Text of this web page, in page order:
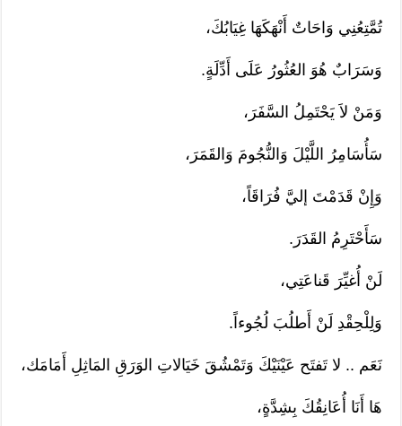
تُمَّتِعُنِي وَاحَاتٌ أَنْهَكَهَا غِيَابُكَ،
وَسَرَابٌ هُوَ العُثُورُ عَلَى أَدِّلَةٍ.
وَمَنْ لاَ يَحْتَمِلُ السَّفَرَ،
سَأُسَامِرُ اللَّيْلَ وَالنُّجُومَ وَالقَمَرَ،
وَإِنْ قَدَمْتَ إليَّ فُرَاقَاً،
سَأَحْتَرِمُ القَدَرَ.
لَنْ أُغيِّرَ قَناعَتِي،
وَلِلْحِقْدِ لَنْ أَطلُبَ لُجُوءاً.
نَعَم .. لا تَفتَح عَيْنَيْكَ وَتَمْشُقَ خَيَالاتِ الوَرَقِ المَاثِلِ أَمَامَك،
هَا أَنَا أُعَانِقُكَ بِشِدَّةٍ،